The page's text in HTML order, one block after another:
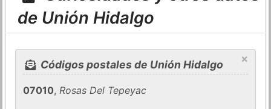
de Unión Hidalgo
×
Códigos postales de Unión Hidalgo
07010,Rosas Del Tepeyac